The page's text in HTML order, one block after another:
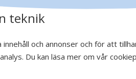
teknik
och annonser och för att
Du kan läsa mer om vår